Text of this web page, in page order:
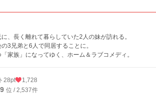
、長く離れて暮らしていた2人の妹が訪れる。
3兄弟と6人で同居することに。
家族」になってゆく、ホーム＆ラブコメディ。
28pt 1,728
位 / 2,537件